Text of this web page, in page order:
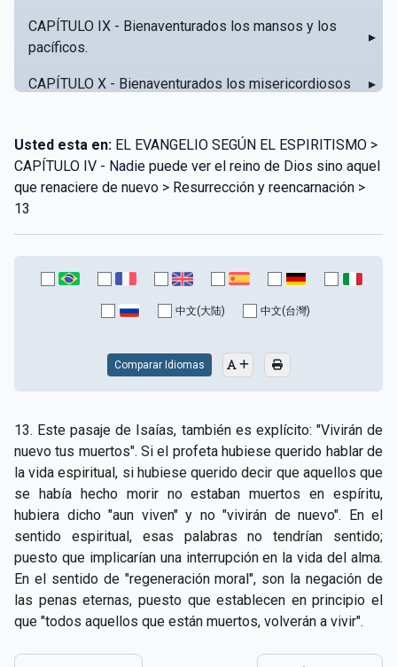
CAPÍTULO IX - Bienaventurados los mansos y los
pacíficos.
▸
CAPÍTULO X - Bienaventurados los misericordiosos ▸
CAPÍTULO XII - Amad a vuestros enemigos
CAPÍTULO XIII - No sepa tu izquierda lo que hace tu
CAPÍTULO XV - Sin caridad no hay salvación
CAPÍTULO XVI - No se puede servir a Dios y a las
CAPÍTULO XVII - Sed perfectos
los escogidos
▸
CAPÍTULO XIX - La fe transporta las montañas ▸
CAPÍTULO XX - Los obreros de la última hora ▸
CAPÍTULO XXI - Habrá falsos Cristos y falsos
profetas
▸
CAPÍTULO XXII - No separéis lo que Dios ha unido ▸
Usted esta en: EL EVANGELIO SEGÚN EL ESPIRITISMO >
CAPÍTULO IV - Nadie puede ver el reino de Dios sino aquel
que renaciere de nuevo > Resurrección y reencarnación​ >
13
中文(大陆) 中文(台灣)
Comparar Idiomas
13. Este pasaje de Isaías, también es explícito: "Vivirán de
nuevo tus muertos". Si el profeta hubiese querido hablar de
la vida espiritual, si hubiese querido decir que aquellos que
se había hecho morir no estaban muertos en espíritu,
hubiera dicho "aun viven" y no "vivirán de nuevo". En el
sentido espiritual, esas palabras no tendrían sentido;
puesto que implicarían una interrupción en la vida del alma.
En el sentido de "regeneración moral", son la negación de
las penas eternas, puesto que establecen en principio el
que "todos aquellos que están muertos, volverán a vivir".